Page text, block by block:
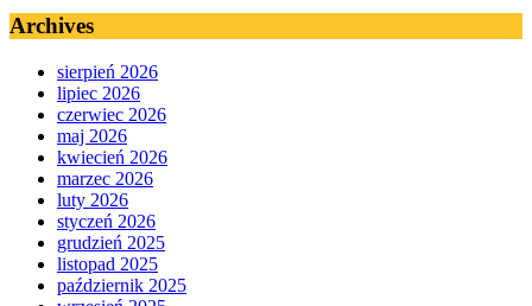
Archives
sierpień 2026
lipiec 2026
czerwiec 2026
maj 2026
kwiecień 2026
marzec 2026
luty 2026
styczeń 2026
grudzień 2025
listopad 2025
październik 2025